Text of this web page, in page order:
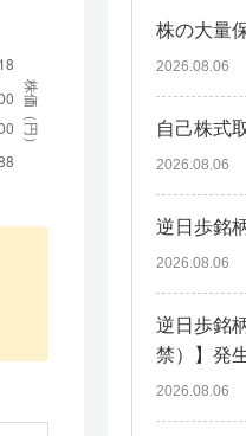
株の大量
2026.08.06
自己株式
2026.08.06
逆日歩銘
2026.08.06
逆日歩銘
禁）】発
2026.08.06